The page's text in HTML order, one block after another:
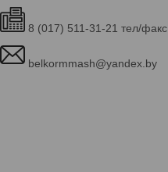
8 (017) 511-31-21 тел/факс.
belkormmash@yandex.by